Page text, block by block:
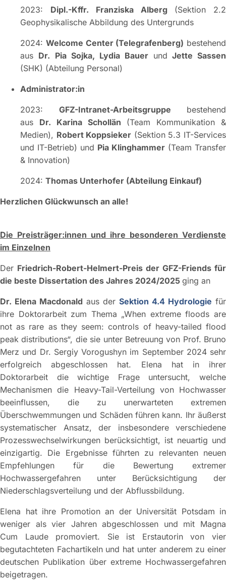
2023: Dipl.-Kffr. Franziska Alberg (Sektion 2.2
Geophysikalische Abbildung des Untergrunds
2024: Welcome Center (Telegrafenberg) bestehend
aus Dr. Pia Sojka, Lydia Bauer und Jette Sassen
(SHK) (Abteilung Personal)
Administrator:in
2023: GFZ-Intranet-Arbeitsgruppe bestehend
aus Dr. Karina Schollän (Team Kommunikation &
Medien), Robert Koppsieker (Sektion 5.3 IT-Services
und IT-Betrieb) und Pia Klinghammer (Team Transfer
& Innovation)
2024: Thomas Unterhofer (Abteilung Einkauf)
Herzlichen Glückwunsch an alle!
Die Preisträger:innen und ihre besonderen Verdienste
im Einzelnen
Der Friedrich-Robert-Helmert-Preis der GFZ-Friends für
die beste Dissertation des Jahres 2024/2025 ging an
Dr. Elena Macdonald aus der Sektion 4.4 Hydrologie für
ihre Doktorarbeit zum Thema „When extreme floods are
not as rare as they seem: controls of heavy-tailed flood
peak distributions“, die sie unter Betreuung von Prof. Bruno
Merz und Dr. Sergiy Vorogushyn im September 2024 sehr
erfolgreich abgeschlossen hat. Elena hat in ihrer
Doktorarbeit die wichtige Frage untersucht, welche
Mechanismen die Heavy-Tail-Verteilung von Hochwasser
beeinflussen, die zu unerwarteten extremen
Überschwemmungen und Schäden führen kann. Ihr äußerst
systematischer Ansatz, der insbesondere verschiedene
Prozesswechselwirkungen berücksichtigt, ist neuartig und
einzigartig. Die Ergebnisse führten zu relevanten neuen
Empfehlungen für die Bewertung extremer
Hochwassergefahren unter Berücksichtigung der
Niederschlagsverteilung und der Abflussbildung.
Elena hat ihre Promotion an der Universität Potsdam in
weniger als vier Jahren abgeschlossen und mit Magna
Cum Laude promoviert. Sie ist Erstautorin von vier
begutachteten Fachartikeln und hat unter anderem zu einer
deutschen Publikation über extreme Hochwassergefahren
beigetragen.